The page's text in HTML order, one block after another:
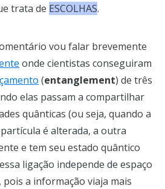
trata de ESCOLHAS.
vou falar brevemente
onde cientistas conseguiram
(entanglement) de três
elas passam a compartilhar
quânticas (ou seja, quando a
é alterada, a outra
e tem seu estado quântico
ligação independe de espaço
a informação viaja mais